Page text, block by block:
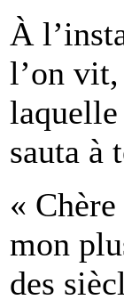
À
l’on vit,
sauta à
«
mon
des